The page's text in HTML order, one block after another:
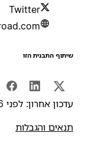
Twitter
התבנית הזו
אחרון: לפני 56 שנים
והגבלות